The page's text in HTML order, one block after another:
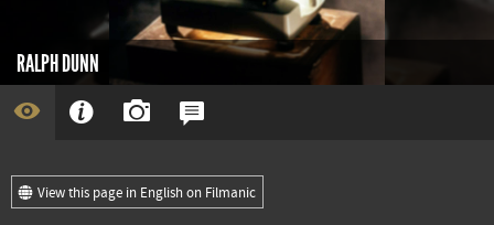
RALPH DUNN
View this page in English on Filmanic